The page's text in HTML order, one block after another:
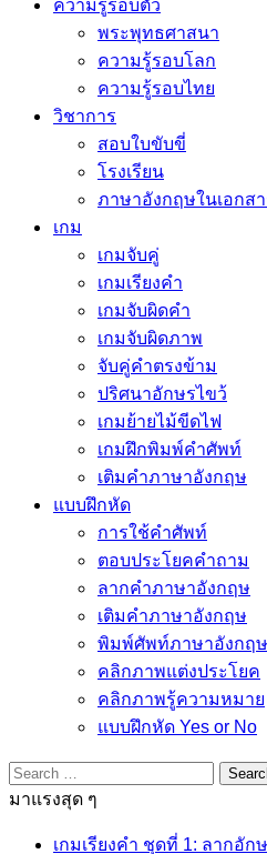
ความรู้รอบตัว
พระพุทธศาสนา
ความรู้รอบโลก
ความรู้รอบไทย
วิชาการ
สอบใบขับขี่
โรงเรียน
ภาษาอังกฤษในเอกส
เกม
เกมจับคู่
เกมเรียงคำ
เกมจับผิดคำ
เกมจับผิดภาพ
จับคู่คำตรงข้าม
ปริศนาอักษรไขว้
เกมย้ายไม้ขีดไฟ
เกมฝึกพิมพ์คำศัพท์
เติมคำภาษาอังกฤษ
แบบฝึกหัด
การใช้คำศัพท์
ตอบประโยคคำถาม
ลากคำภาษาอังกฤษ
เติมคำภาษาอังกฤษ
พิมพ์ศัพท์ภาษาอังกฤษ
คลิกภาพแต่งประโยค
คลิกภาพรู้ความหมาย
แบบฝึกหัด Yes or No
Search
for:
มาแรงสุด ๆ
เกมเรียงคำ ชุดที่ 1: ลากอั